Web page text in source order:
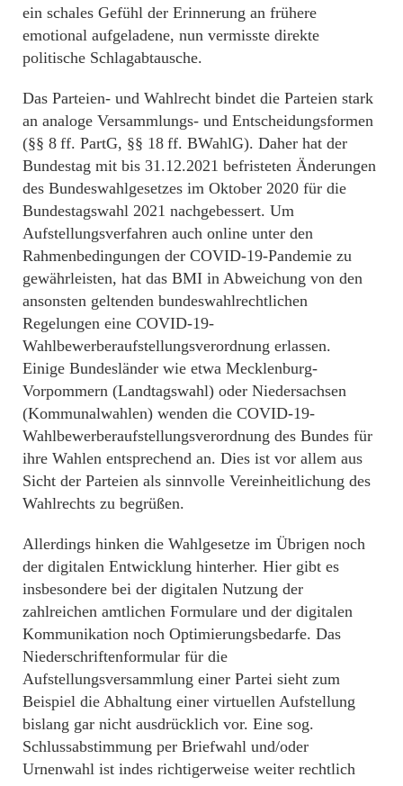
ein schales Gefühl der Erinnerung an frühere
emotional aufgeladene, nun vermisste direkte
politische Schlagabtausche.
Das Parteien- und Wahlrecht bindet die Parteien stark
an analoge Versammlungs- und Entscheidungsformen
(§§ 8 ff. PartG, §§ 18 ff. BWahlG). Daher hat der
Bundestag mit bis 31.12.2021 befristeten Änderungen
des Bundeswahlgesetzes im Oktober 2020 für die
Bundestagswahl 2021 nachgebessert. Um
Aufstellungsverfahren auch online unter den
Rahmenbedingungen der COVID-19-Pandemie zu
gewährleisten, hat das BMI in Abweichung von den
ansonsten geltenden bundeswahlrechtlichen
Regelungen eine COVID-19-
Wahlbewerberaufstellungsverordnung erlassen.
Einige Bundesländer wie etwa Mecklenburg-
Vorpommern (Landtagswahl) oder Niedersachsen
(Kommunalwahlen) wenden die COVID-19-
Wahlbewerberaufstellungsverordnung des Bundes für
ihre Wahlen entsprechend an. Dies ist vor allem aus
Sicht der Parteien als sinnvolle Vereinheitlichung des
Wahlrechts zu begrüßen.
Allerdings hinken die Wahlgesetze im Übrigen noch
der digitalen Entwicklung hinterher. Hier gibt es
insbesondere bei der digitalen Nutzung der
zahlreichen amtlichen Formulare und der digitalen
Kommunikation noch Optimierungsbedarfe. Das
Niederschriftenformular für die
Aufstellungsversammlung einer Partei sieht zum
Beispiel die Abhaltung einer virtuellen Aufstellung
bislang gar nicht ausdrücklich vor. Eine sog.
Schlussabstimmung per Briefwahl und/oder
Urnenwahl ist indes richtigerweise weiter rechtlich